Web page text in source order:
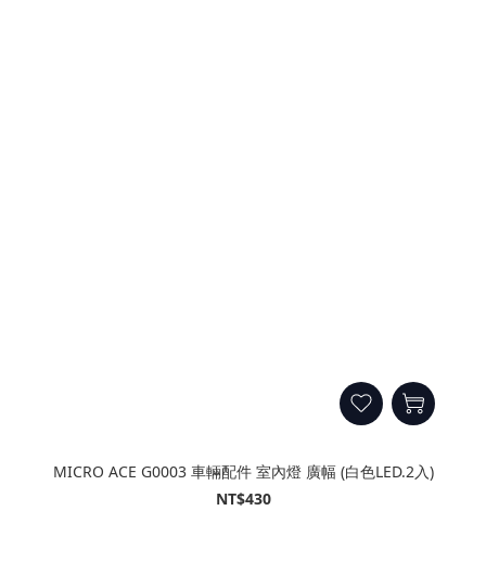
MICRO ACE G0003 車輛配件 室內燈 廣幅 (白色LED.2入)
NT$430